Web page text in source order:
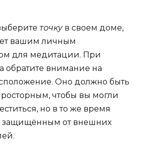
точкув своем доме,
вашим личным
для медитации. При
обратите внимание на
Оно должно быть
чтобы вы могли
но в то же время
от внешних